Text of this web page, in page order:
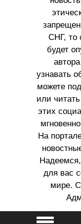
СНГ, то
будет
узнавать
можете
или
этих
На
для вас
мире.